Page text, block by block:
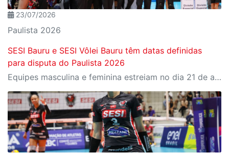
23/07/2026
Paulista 2026
SESI Bauru e SESI Vôlei Bauru têm datas definidas
para disputa do Paulista 2026
Equipes masculina e feminina estreiam no dia 21 de agosto, sexta-feira